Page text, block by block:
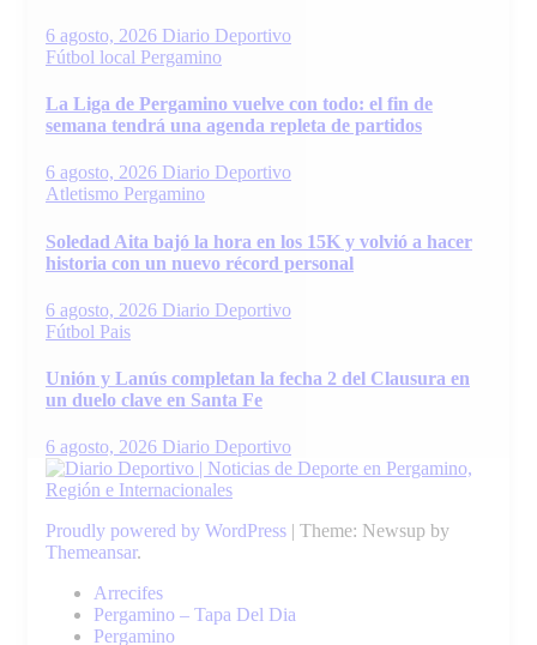
6 agosto, 2026 Diario Deportivo
Fútbol local Pergamino
La Liga de Pergamino vuelve con todo: el fin de
semana tendrá una agenda repleta de partidos
6 agosto, 2026 Diario Deportivo
Atletismo Pergamino
Soledad Aita bajó la hora en los 15K y volvió a hacer
historia con un nuevo récord personal
6 agosto, 2026 Diario Deportivo
Fútbol Pais
Unión y Lanús completan la fecha 2 del Clausura en
un duelo clave en Santa Fe
6 agosto, 2026 Diario Deportivo
Proudly powered by WordPress
Theme: Newsup by
Themeansar.
Arrecifes
Pergamino – Tapa Del Dia
Pergamino